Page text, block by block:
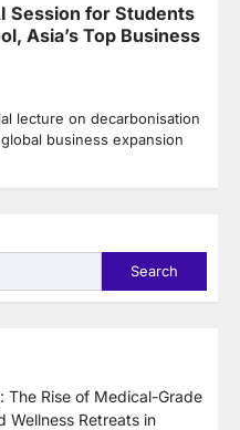
Session for Students
Asia’s Top Business
lecture on decarbonisation
business expansion
Search
The Rise of Medical-Grade
Wellness Retreats in